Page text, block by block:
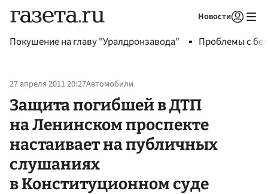
Новости
Покушение на главу "Уралдронзавода" Проблемы с
27 апреля 2011 20:27Автомобили
Защита погибшей в ДТП
на Ленинском проспекте
настаивает на публичных
слушаниях
в Конституционном суде